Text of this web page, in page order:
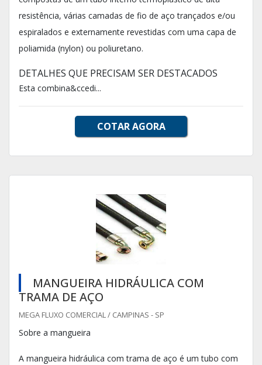
resistência, várias camadas de fio de aço trançados e/ou
espiralados e externamente revestidas com uma capa de
poliamida (nylon) ou poliuretano.
DETALHES QUE PRECISAM SER DESTACADOS
Esta combina&ccedi...
COTAR AGORA
MANGUEIRA HIDRÁULICA COM
TRAMA DE AÇO
MEGA FLUXO COMERCIAL / CAMPINAS - SP
Sobre a mangueira
A mangueira hidráulica com trama de aço é um tubo com